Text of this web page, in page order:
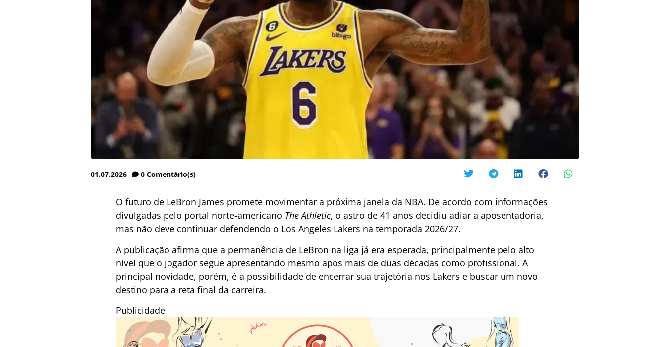
01.07.2026 0 Comentário(s)
O futuro de LeBron James promete movimentar a próxima janela da NBA. De acordo com informações
divulgadas pelo portal norte-americano The Athletic, o astro de 41 anos decidiu adiar a aposentadoria,
mas não deve continuar defendendo o Los Angeles Lakers na temporada 2026/27.
A publicação afirma que a permanência de LeBron na liga já era esperada, principalmente pelo alto
nível que o jogador segue apresentando mesmo após mais de duas décadas como profissional. A
principal novidade, porém, é a possibilidade de encerrar sua trajetória nos Lakers e buscar um novo
destino para a reta final da carreira.
Publicidade